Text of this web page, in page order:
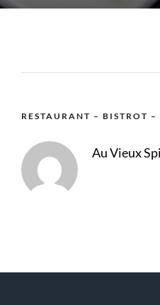
RESTAURANT – BISTROT –
Au Vieux